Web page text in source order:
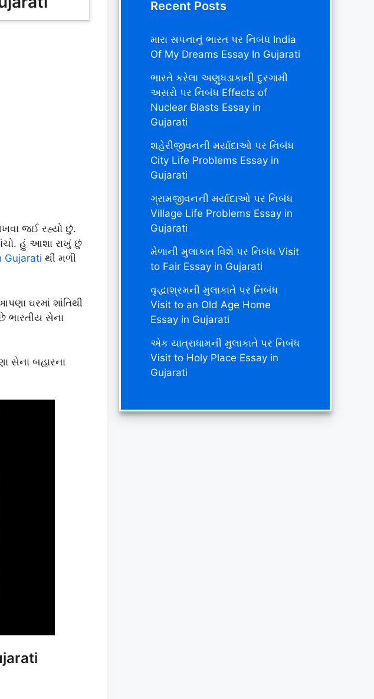
જઈ રહ્યો છું.
હું આશા રાખું છું
Gujarati થી મળી
ઘરમાં શાંતિથી
ભારતીય સેના
સેના બહારના
Recent Posts
મારા સપનાનું ભારત પર નિબંધ India
Of My Dreams Essay In Gujarati
ભારતે કરેલા અણુધડાકાની દુરગામી
અસરો પર નિબંધ Effects of
Nuclear Blasts Essay in
Gujarati
શહેરીજીવનની મર્યાદાઓ પર નિબંધ
City Life Problems Essay in
Gujarati
ગ્રામજીવનની મર્યાદાઓ પર નિબંધ
Village Life Problems Essay in
Gujarati
મેળાની મુલાકાત વિશે પર નિબંધ Visit
to Fair Essay in Gujarati
વૃદ્ધાશ્રમની મુલાકાતે પર નિબંધ
Visit to an Old Age Home
Essay in Gujarati
એક યાત્રાધામની મુલાકાતે પર નિબંધ
Visit to Holy Place Essay in
Gujarati